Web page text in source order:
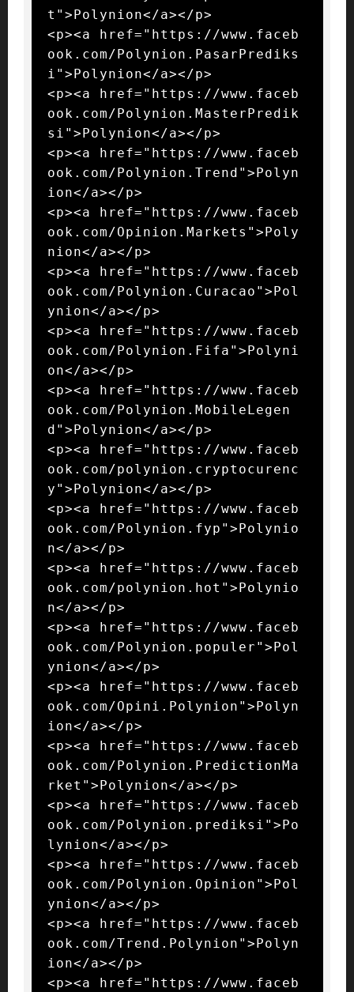
t">Polynion</a></p>
<p><a href="https://www.faceb
ook.com/Polynion.PasarPrediks
i">Polynion</a></p>
<p><a href="https://www.faceb
ook.com/Polynion.MasterPredik
si">Polynion</a></p>
<p><a href="https://www.faceb
ook.com/Polynion.Trend">Polyn
ion</a></p>
<p><a href="https://www.faceb
ook.com/Opinion.Markets">Poly
nion</a></p>
<p><a href="https://www.faceb
ook.com/Polynion.Curacao">Pol
ynion</a></p>
<p><a href="https://www.faceb
ook.com/Polynion.Fifa">Polyni
on</a></p>
<p><a href="https://www.faceb
ook.com/Polynion.MobileLegen
d">Polynion</a></p>
<p><a href="https://www.faceb
ook.com/polynion.cryptocurenc
y">Polynion</a></p>
<p><a href="https://www.faceb
ook.com/Polynion.fyp">Polynio
n</a></p>
<p><a href="https://www.faceb
ook.com/polynion.hot">Polynio
n</a></p>
<p><a href="https://www.faceb
ook.com/Polynion.populer">Pol
ynion</a></p>
<p><a href="https://www.faceb
ook.com/Opini.Polynion">Polyn
ion</a></p>
<p><a href="https://www.faceb
ook.com/Polynion.PredictionMa
rket">Polynion</a></p>
<p><a href="https://www.faceb
ook.com/Polynion.prediksi">Po
lynion</a></p>
<p><a href="https://www.faceb
ook.com/Polynion.Opinion">Pol
ynion</a></p>
<p><a href="https://www.faceb
ook.com/Trend.Polynion">Polyn
ion</a></p>
<p><a href="https://www.faceb